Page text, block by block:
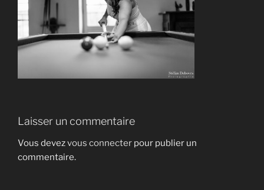
Laisser un commentaire
Vous devezvous connecter pour publier un
commentaire.